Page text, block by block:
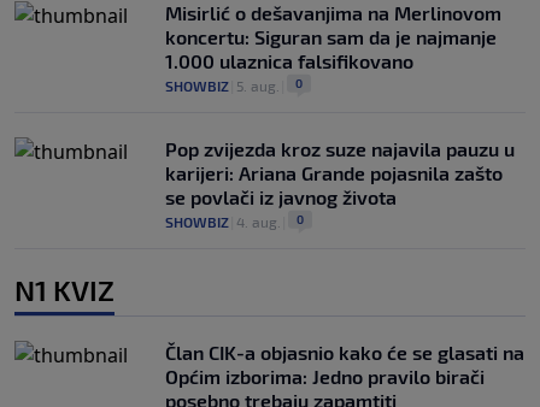
Misirlić o dešavanjima na Merlinovom
koncertu: Siguran sam da je najmanje
1.000 ulaznica falsifikovano
SHOWBIZ 5. aug. 0
Pop zvijezda kroz suze najavila pauzu u
karijeri: Ariana Grande pojasnila zašto
se povlači iz javnog života
SHOWBIZ 4. aug. 0
N1 KVIZ
Član CIK-a objasnio kako će se glasati na
Općim izborima: Jedno pravilo birači
posebno trebaju zapamtiti